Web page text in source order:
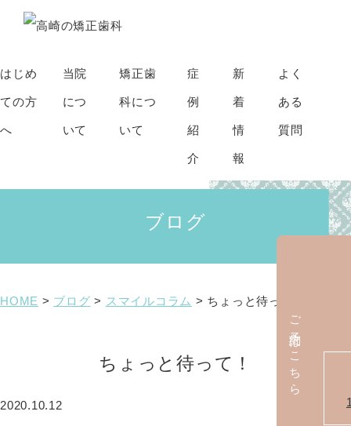
はじめ
ての方
へ
当院
につ
いて
矯正歯
科につ
いて
症
例
紹
介
新
着
情
報
よく
ある
質問
ブログ
HOME > ブログ > スマイルコラム > ちょっと待って！
ちょっと待って！
2020.10.12
ご予約はこちら